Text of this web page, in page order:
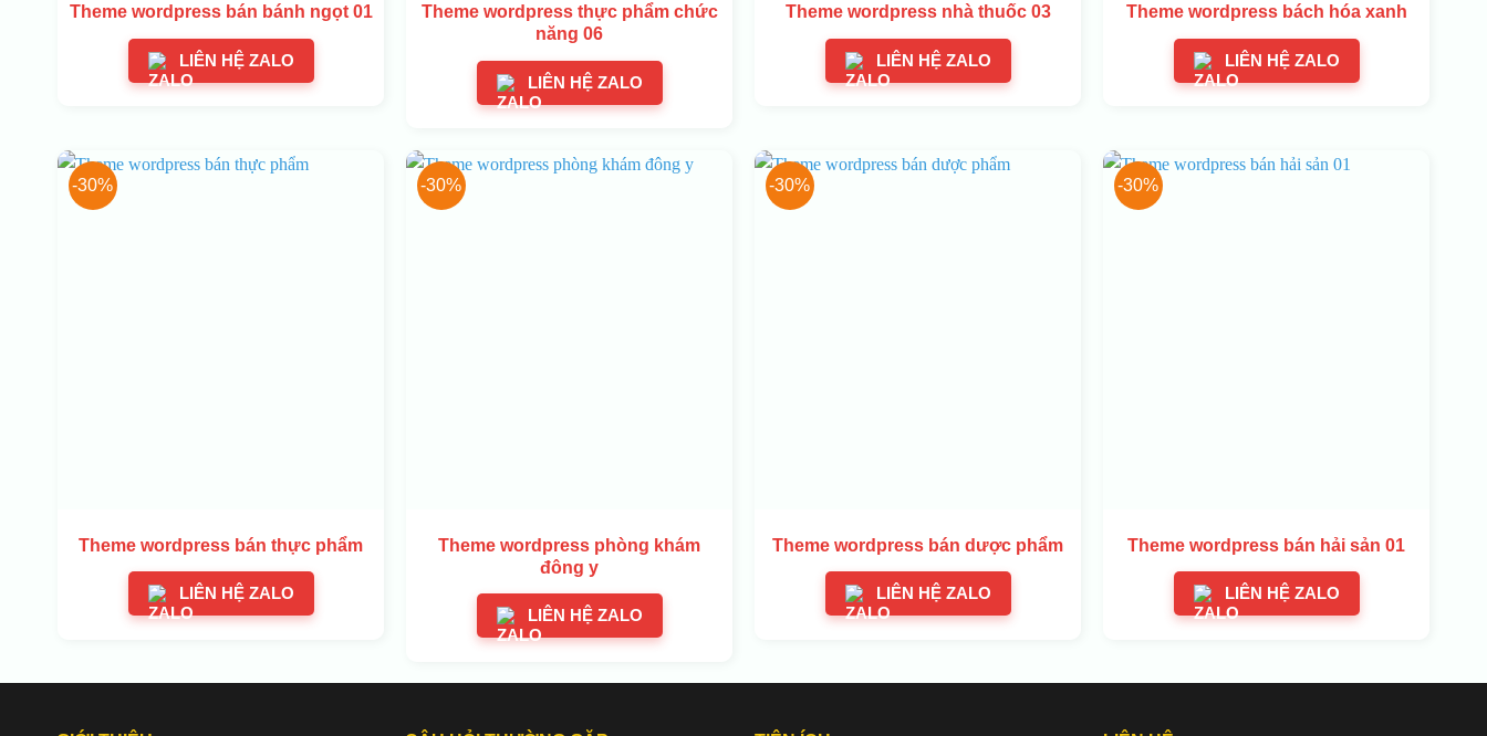
Theme wordpress bán bánh ngọt 01
LIÊN HỆ ZALO
Theme wordpress thực phẩm chức
năng 06
LIÊN HỆ ZALO
Theme wordpress nhà thuốc 03
LIÊN HỆ ZALO
Theme wordpress bách hóa xanh
LIÊN HỆ ZALO
-30%
Theme wordpress bán thực phẩm
LIÊN HỆ ZALO
-30%
Theme wordpress phòng khám
đông y
LIÊN HỆ ZALO
-30%
Theme wordpress bán dược phẩm
LIÊN HỆ ZALO
-30%
Theme wordpress bán hải sản 01
LIÊN HỆ ZALO